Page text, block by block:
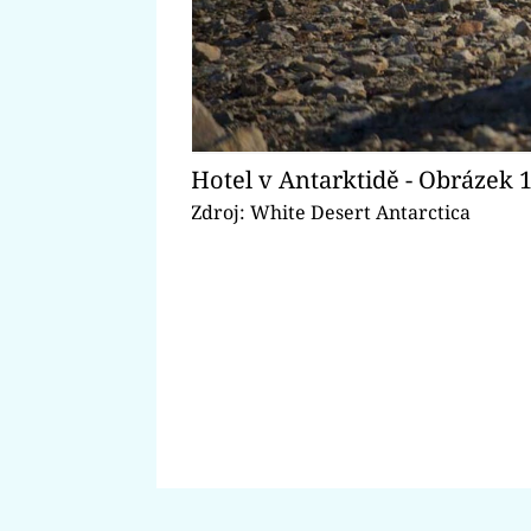
Hotel v Antarktidě - Obrázek 1
Zdroj: White Desert Antarctica